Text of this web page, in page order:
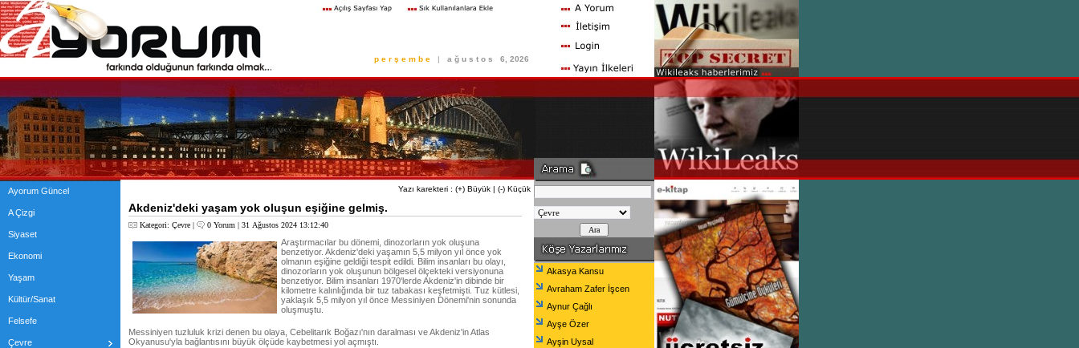
p e r ş e m b e | a ğ u s t o s 6, 2026
Ayorum Güncel
A Çizgi
Siyaset
Ekonomi
Yaşam
Kültür/Sanat
Felsefe
Çevre
Yazı karekteri : (+) Büyük | (-) Küçük
Akdeniz'deki yaşam yok oluşun eşiğine gelmiş.
Kategori: Çevre | 0 Yorum | 31 Ağustos 2024 13:12:40
Araştırmacılar bu dönemi, dinozorların yok oluşuna
benzetiyor. Akdeniz'deki yaşamın 5,5 milyon yıl önce yok
olmanın eşiğine geldiği tespit edildi. Bilim insanları bu olayı,
dinozorların yok oluşunun bölgesel ölçekteki versiyonuna
benzetiyor. Bilim insanları 1970'lerde Akdeniz'in dibinde bir
kilometre kalınlığında bir tuz tabakası keşfetmişti. Tuz kütlesi,
yaklaşık 5,5 milyon yıl önce Messiniyen Dönemi'nin sonunda
oluşmuştu.
Messiniyen tuzluluk krizi denen bu olaya, Cebelitarık Boğazı'nın daralması ve Akdeniz'in Atlas
Okyanusu'yla bağlantısını büyük ölçüde kaybetmesi yol açmıştı.
Akasya Kansu
Avraham Zafer İşcen
Aynur Çağlı
Ayşe Özer
Ayşin Uysal